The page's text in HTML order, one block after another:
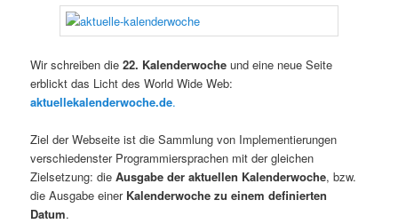
Wir schreiben die22. Kalenderwoche und eine neue Seite
erblickt das Licht des World Wide Web:
aktuellekalenderwoche.de.
Ziel der Webseite ist die Sammlung von Implementierungen
verschiedenster Programmiersprachen mit der gleichen
Zielsetzung: dieAusgabe der aktuellen Kalenderwoche, bzw.
die Ausgabe einer Kalenderwoche zu einem definierten
Datum.